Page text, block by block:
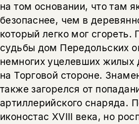
на том основании, что там
безопаснее, чем в
который легко мог сгореть.
судьбы дом Передольских
немногих уцелевших жилых
на Торговой стороне.
также загорелся от
артиллерийского снаряда.
иконостас XVIII века, но